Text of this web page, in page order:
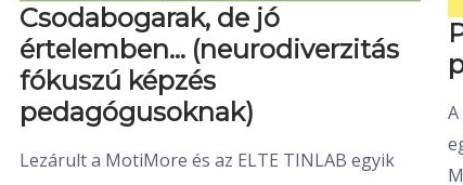
Csodabogarak, de jó
értelemben… (neurodiverzitás
fókuszú képzés
pedagógusoknak)
Lezárult a MotiMore és az ELTE TINLAB egyik